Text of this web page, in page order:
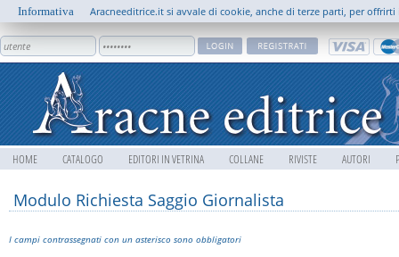
HOME CATALOGO EDITORI IN VETRINA COLLANE RIVISTE AUTORI
Modulo Richiesta Saggio Giornalista
I campi contrassegnati con un asterisco sono obbligatori
Informativa Aracneeditrice.it si avvale di cookie, anche di terze parti, per